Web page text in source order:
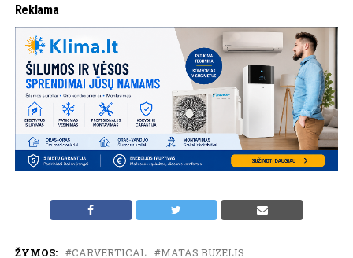
Reklama
ŽYMOS: CARVERTICAL MATAS BUZELIS